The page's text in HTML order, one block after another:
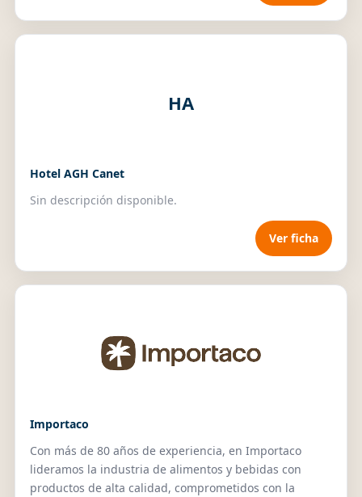
HA
Hotel AGH Canet
Sin descripción disponible.
Ver ficha
Importaco
Con más de 80 años de experiencia, en Importaco
lideramos la industria de alimentos y bebidas con
productos de alta calidad, comprometidos con la